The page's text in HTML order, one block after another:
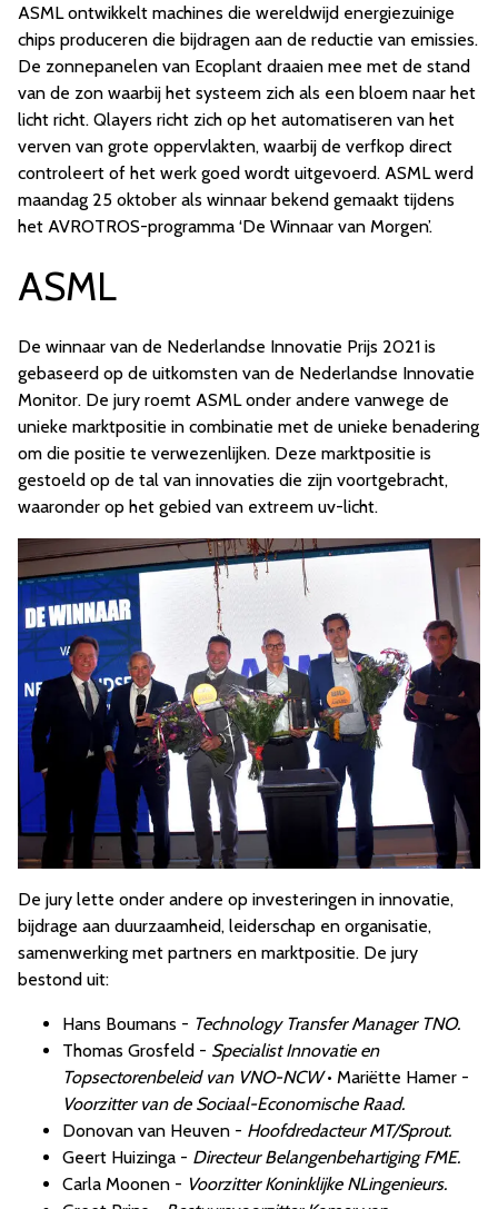
ASML ontwikkelt machines die wereldwijd energiezuinige
chips produceren die bijdragen aan de reductie van emissies.
De zonnepanelen van Ecoplant draaien mee met de stand
van de zon waarbij het systeem zich als een bloem naar het
licht richt. Qlayers richt zich op het automatiseren van het
verven van grote oppervlakten, waarbij de verfkop direct
controleert of het werk goed wordt uitgevoerd. ASML werd
maandag 25 oktober als winnaar bekend gemaakt tijdens
het AVROTROS-programma ‘De Winnaar van Morgen’.
ASML
De winnaar van de Nederlandse Innovatie Prijs 2021 is
gebaseerd op de uitkomsten van de Nederlandse Innovatie
Monitor. De jury roemt ASML onder andere vanwege de
unieke marktpositie in combinatie met de unieke benadering
om die positie te verwezenlijken. Deze marktpositie is
gestoeld op de tal van innovaties die zijn voortgebracht,
waaronder op het gebied van extreem uv-licht.
De jury lette onder andere op investeringen in innovatie,
bijdrage aan duurzaamheid, leiderschap en organisatie,
samenwerking met partners en marktpositie. De jury
bestond uit:
Hans Boumans - Technology Transfer Manager TNO.
Thomas Grosfeld - Specialist Innovatie en
Topsectorenbeleid van VNO-NCW• Mariëtte Hamer -
Voorzitter van de Sociaal-Economische Raad.
Donovan van Heuven - Hoofdredacteur MT/Sprout.
Geert Huizinga - Directeur Belangenbehartiging FME.
Carla Moonen - Voorzitter Koninklijke NLingenieurs.